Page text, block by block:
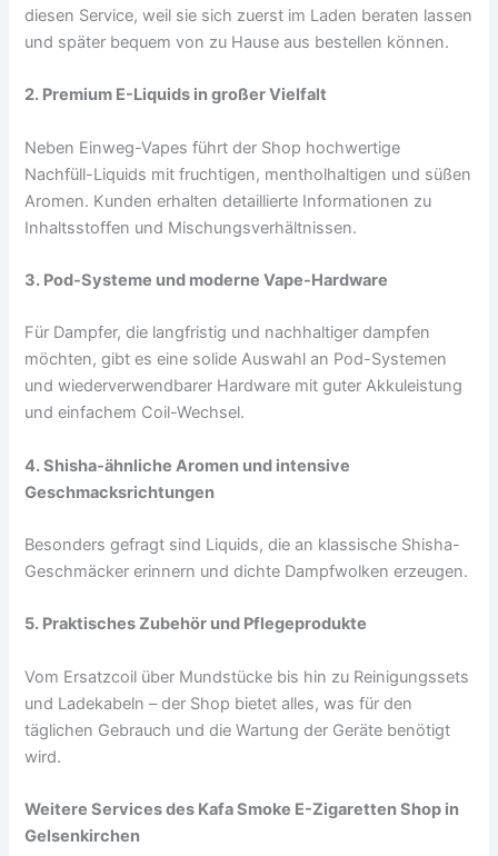
diesen Service, weil sie sich zuerst im Laden beraten lassen
und später bequem von zu Hause aus bestellen können.
2. Premium E-Liquids in großer Vielfalt
Neben Einweg-Vapes führt der Shop hochwertige
Nachfüll-Liquids mit fruchtigen, mentholhaltigen und süßen
Aromen. Kunden erhalten detaillierte Informationen zu
Inhaltsstoffen und Mischungsverhältnissen.
3. Pod-Systeme und moderne Vape-Hardware
Für Dampfer, die langfristig und nachhaltiger dampfen
möchten, gibt es eine solide Auswahl an Pod-Systemen
und wiederverwendbarer Hardware mit guter Akkuleistung
und einfachem Coil-Wechsel.
4. Shisha-ähnliche Aromen und intensive
Geschmacksrichtungen
Besonders gefragt sind Liquids, die an klassische Shisha-
Geschmäcker erinnern und dichte Dampfwolken erzeugen.
5. Praktisches Zubehör und Pflegeprodukte
Vom Ersatzcoil über Mundstücke bis hin zu Reinigungssets
und Ladekabeln – der Shop bietet alles, was für den
täglichen Gebrauch und die Wartung der Geräte benötigt
wird.
Weitere Services des Kafa Smoke E-Zigaretten Shop in
Gelsenkirchen